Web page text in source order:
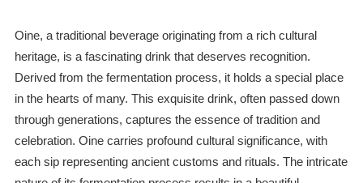
Oine, a traditional beverage originating from a rich cultural
heritage, is a fascinating drink that deserves recognition.
Derived from the fermentation process, it holds a special place
in the hearts of many. This exquisite drink, often passed down
through generations, captures the essence of tradition and
celebration. Oine carries profound cultural significance, with
each sip representing ancient customs and rituals. The intricate